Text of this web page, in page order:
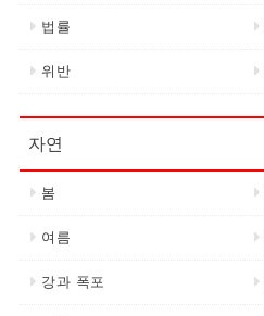
법률
위반
자연
봄
여름
강과 폭포